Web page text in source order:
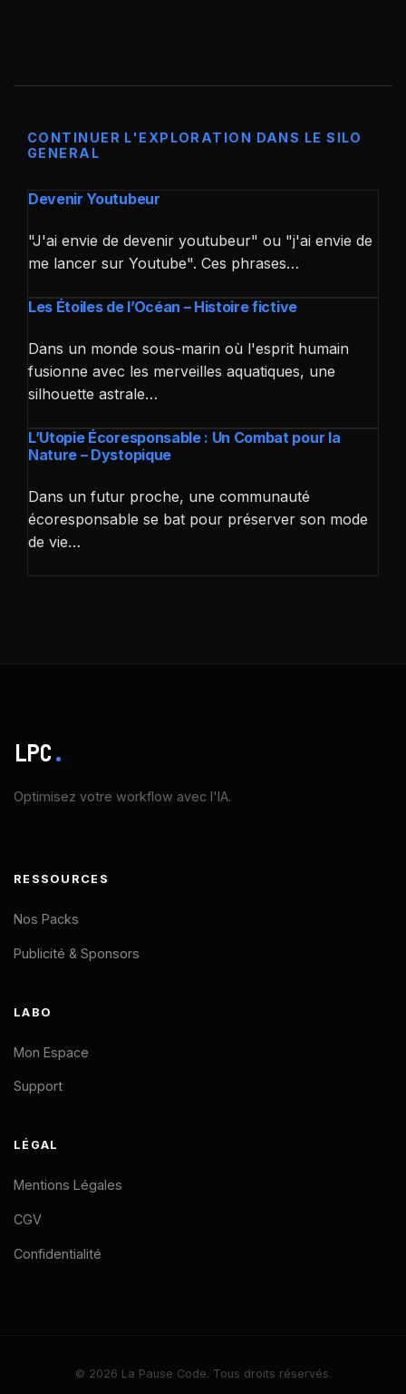
CONTINUER L'EXPLORATION DANS LE SILO
GENERAL
Devenir Youtubeur
"J'ai envie de devenir youtubeur" ou "j'ai envie de
me lancer sur Youtube". Ces phrases…
Les Étoiles de l’Océan – Histoire fictive
Dans un monde sous-marin où l'esprit humain
fusionne avec les merveilles aquatiques, une
silhouette astrale…
L’Utopie Écoresponsable : Un Combat pour la
Nature – Dystopique
Dans un futur proche, une communauté
écoresponsable se bat pour préserver son mode
de vie…
LPC.
Optimisez votre workflow avec l'IA.
RESSOURCES
Nos Packs
Publicité & Sponsors
LABO
Mon Espace
Support
LÉGAL
Mentions Légales
CGV
Confidentialité
© 2026 La Pause Code. Tous droits réservés.